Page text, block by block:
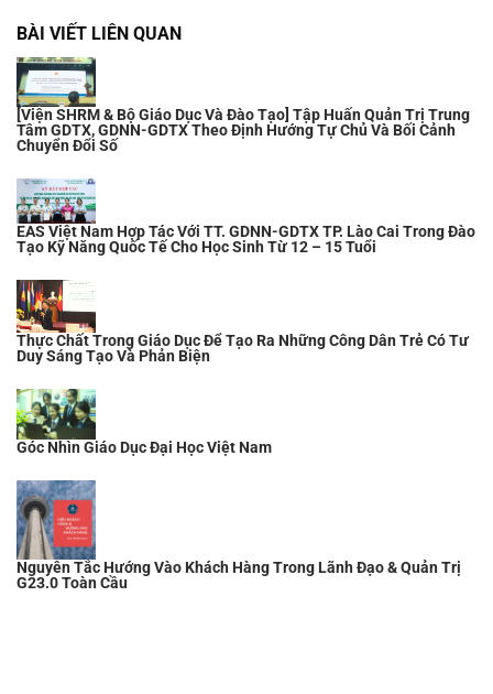
BÀI VIẾT LIÊN QUAN
[Viện SHRM & Bộ Giáo Dục Và Đào Tạo] Tập Huấn Quản Trị Trung
Tâm GDTX, GDNN-GDTX Theo Định Hướng Tự Chủ Và Bối Cảnh
Chuyển Đổi Số
EAS Việt Nam Hợp Tác Với TT. GDNN-GDTX TP. Lào Cai Trong Đào
Tạo Kỹ Năng Quốc Tế Cho Học Sinh Từ 12 – 15 Tuổi
Thực Chất Trong Giáo Dục Để Tạo Ra Những Công Dân Trẻ Có Tư
Duy Sáng Tạo Và Phản Biện
Góc Nhìn Giáo Dục Đại Học Việt Nam
Nguyên Tắc Hướng Vào Khách Hàng Trong Lãnh Đạo & Quản Trị
G23.0 Toàn Cầu